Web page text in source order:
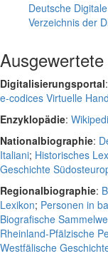
Deutsche
Verzeichnis der
Digitalisierungsportal:
e-codices Virtuelle
Enzyklopädie:
Nationalbiographie:
Italiani; Historisches
Geschichte
Regionalbiographie:
Lexikon; Personen in
Biografische
Rheinland-Pfälzische
Westfälische